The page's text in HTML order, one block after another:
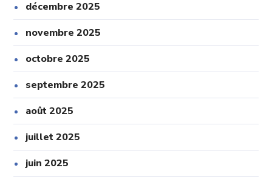
décembre 2025
novembre 2025
octobre 2025
septembre 2025
août 2025
juillet 2025
juin 2025